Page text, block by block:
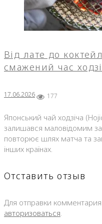
Від лате до
смажений час
17.06.2026 177
Японський чай ходзіча
залишався маловідомим
повторює шлях матча та
інших країнах.
Отставить отзыв
Для отправки
авторизоваться.